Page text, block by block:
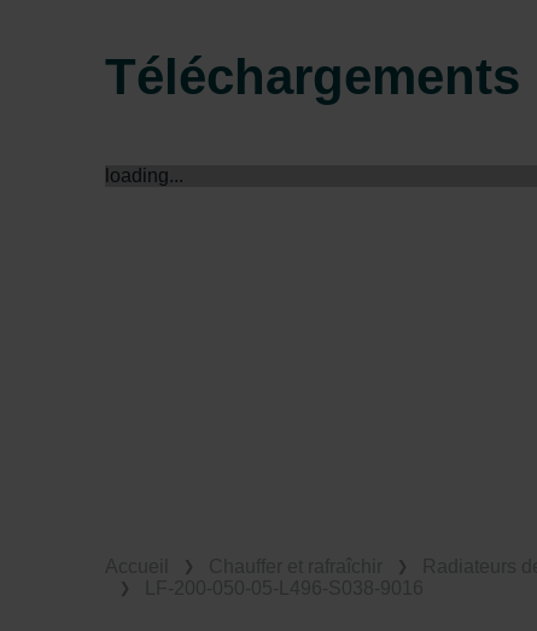
Téléchargements
loading...